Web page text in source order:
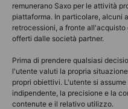
remunerano Saxo per le attività
piattaforma. In particolare, alcuni
retrocessioni, a fronte
offerti dalle società partner.
Prima di prendere qualsiasi
l'utente valuti la propria
propri obiettivi. L'utente si
indipendente, la precisione e la
contenute e il relativo utilizzo.